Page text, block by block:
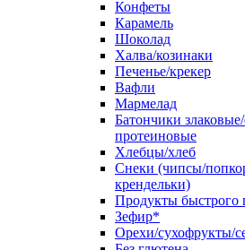
Конфеты
Карамель
Шоколад
Халва/козинаки
Печенье/крекер
Вафли
Мармелад
Батончики
протеиновые
Хлебцы/хлеб
Снеки (чипсы/
крендельки)
Продукты быстрого
Зефир*
Орехи/сухофрукты/